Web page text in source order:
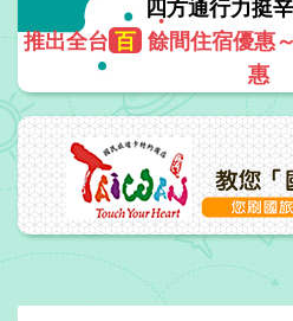
飯
合
作
商
四方通行力挺
推出全台 百 餘間住宿優惠
惠